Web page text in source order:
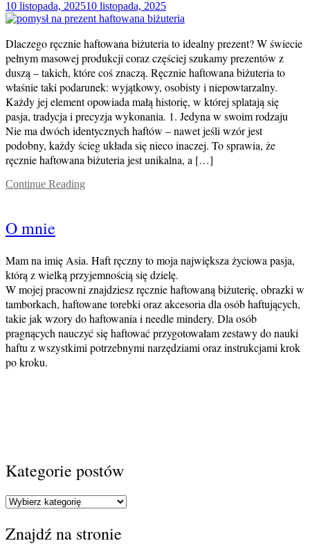
10 listopada, 202510 listopada, 2025
Dlaczego ręcznie haftowana biżuteria to idealny prezent? W świecie
pełnym masowej produkcji coraz częściej szukamy prezentów z
duszą – takich, które coś znaczą. Ręcznie haftowana biżuteria to
właśnie taki podarunek: wyjątkowy, osobisty i niepowtarzalny.
Każdy jej element opowiada małą historię, w której splatają się
pasja, tradycja i precyzja wykonania. 1. Jedyna w swoim rodzaju
Nie ma dwóch identycznych haftów – nawet jeśli wzór jest
podobny, każdy ścieg układa się nieco inaczej. To sprawia, że
ręcznie haftowana biżuteria jest unikalna, a […]
Continue Reading
O mnie
Mam na imię Asia. Haft ręczny to moja największa życiowa pasja,
którą z wielką przyjemnością się dzielę.
W mojej pracowni znajdziesz ręcznie haftowaną biżuterię, obrazki w
tamborkach, haftowane torebki oraz akcesoria dla osób haftujących,
takie jak wzory do haftowania i needle mindery. Dla osób
pragnących nauczyć się haftować przygotowałam zestawy do nauki
haftu z wszystkimi potrzebnymi narzędziami oraz instrukcjami krok
po kroku.
Kategorie postów
Kategorie
Znajdź na stronie